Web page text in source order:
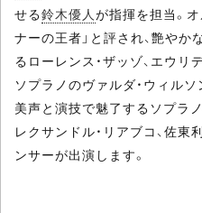
せる鈴木優人 が指揮を担当。
ナーの王者」と評され、艶や
るローレンス・ザッゾ、エウ
ソプラノのヴァルダ・ウィル
美声と演技で魅了するソプラ
レクサンドル・リアブコ、佐
ンサーが出演します。